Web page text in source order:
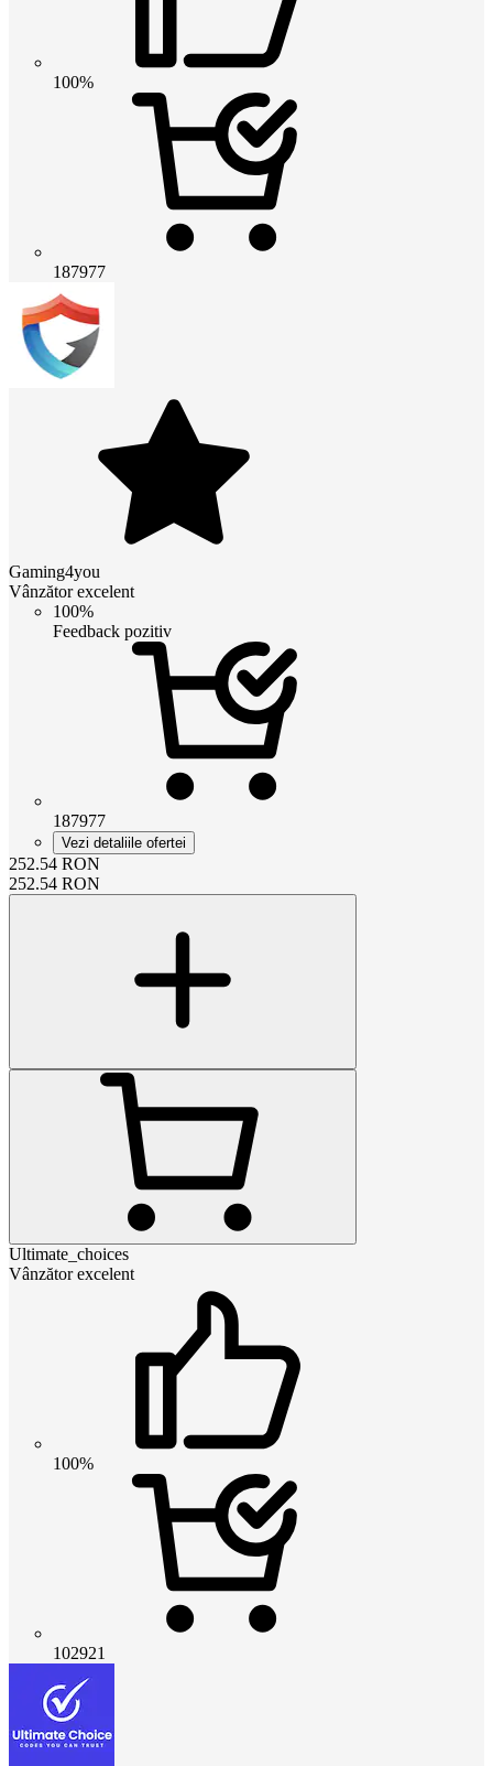
100%
187977
Gaming4you
Vânzător excelent
100%
Feedback pozitiv
187977
Vezi detaliile ofertei
252.54 RON
252.54 RON
Ultimate_choices
Vânzător excelent
100%
102921